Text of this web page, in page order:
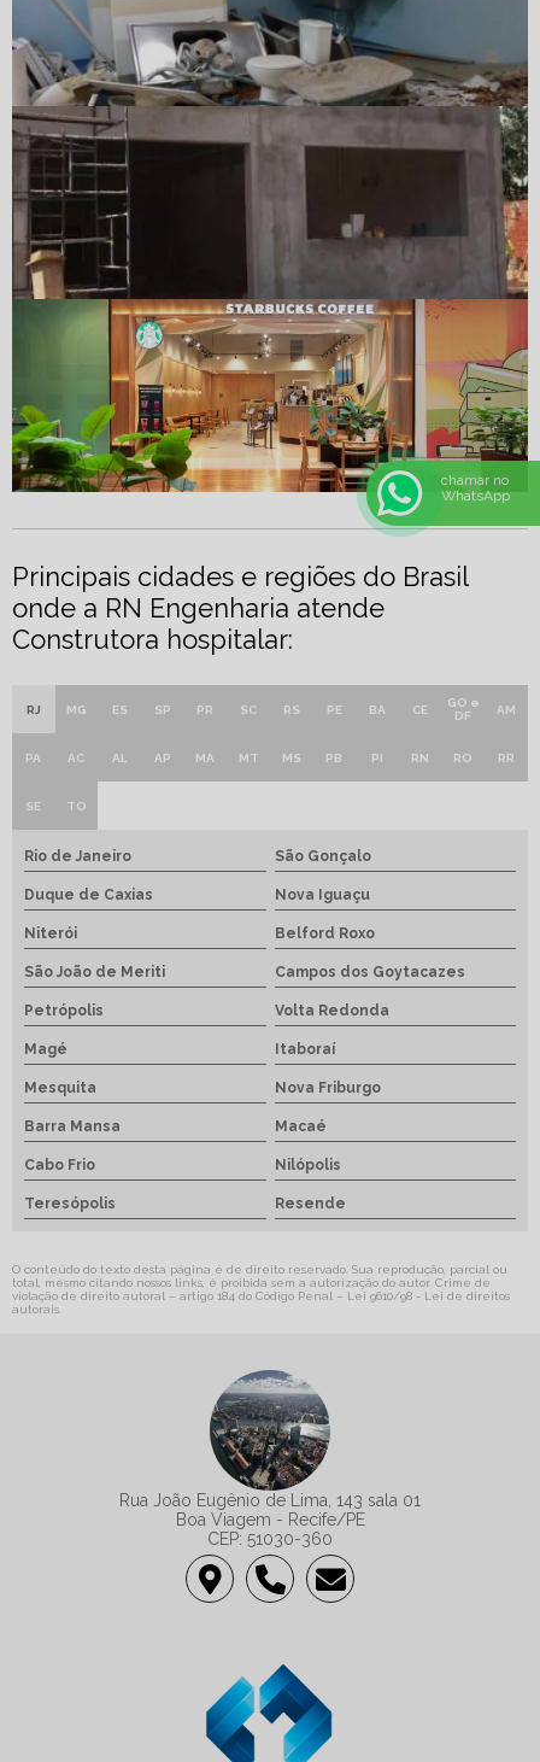
Principais cidades e regiões do Brasil
onde a RN Engenharia atende
Construtora hospitalar:
RJ MG ES SP PR SC RS PE BA CE
GO e
DF
AM
PA AC AL AP MA MT MS PB PI RN RO RR
SE TO
Rio de Janeiro São Gonçalo
Duque de Caxias Nova Iguaçu
Niterói Belford Roxo
São João de Meriti Campos dos Goytacazes
Petrópolis Volta Redonda
Magé Itaboraí
Mesquita Nova Friburgo
Barra Mansa Macaé
Cabo Frio Nilópolis
Teresópolis Resende
O conteúdo do texto desta página é de direito reservado. Sua reprodução, parcial ou
total, mesmo citando nossos links, é proibida sem a autorização do autor. Crime de
violação de direito autoral – artigo 184 do Código Penal – Lei 9610/98 - Lei de direitos
autorais
Rua João Eugênio de Lima, 143 sala 01
Boa Viagem - Recife/PE
CEP: 51030-360
chamar no
WhatsApp